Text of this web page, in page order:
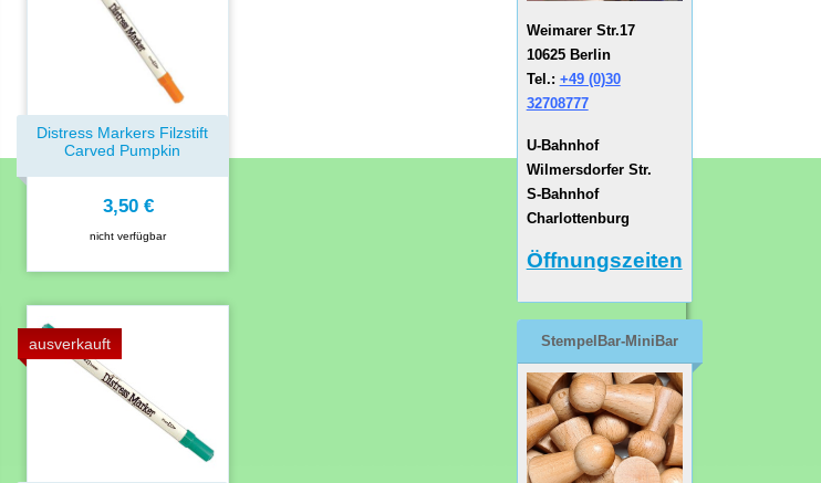
Distress Markers Filzstift
Carved Pumpkin
3,50 €
nicht verfügbar
ausverkauft
Weimarer Str.17
10625 Berlin
Tel.: +49 (0)30
32708777
U-Bahnhof
Wilmersdorfer Str.
S-Bahnhof
Charlottenburg
Öffnungszeiten
StempelBar-MiniBar